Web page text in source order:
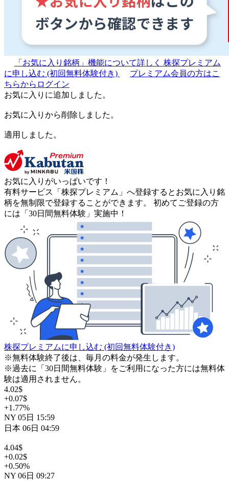
「お気に入り銘柄」機能について詳しく 株探プレミアム
に申し込む (初回無料体験付き)
プレミアム会員の方はこ
ちらからログイン
お気に入りに追加しました。
お気に入りから削除しました。
適用しました。
お気に入りがいっぱいです！
有料サービス「株探プレミアム」へ登録するとお気に入り銘
柄を無制限で登録することができます。 初めてご登録の方
には「30日間無料体験」実施中！
株探プレミアムに申し込む (初回無料体験付き)
※無料体験終了後は、毎月の料金が発生します。
※過去に「30日間無料体験」をご利用になった方には無料体
験は適用されません。
4.02$
+0.07$
+1.77%
NY 05日 15:59
日本 06日 04:59
4.04$
+0.02$
+0.50%
NY 06日 09:27